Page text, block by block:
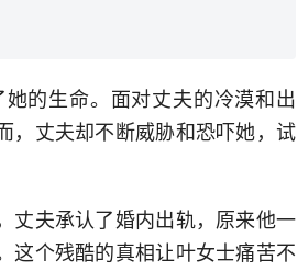
的生命。面对丈夫的冷漠和出
，丈夫却不断威胁和恐吓她，试
丈夫承认了婚内出轨，原来他一
这个残酷的真相让叶女士痛苦不